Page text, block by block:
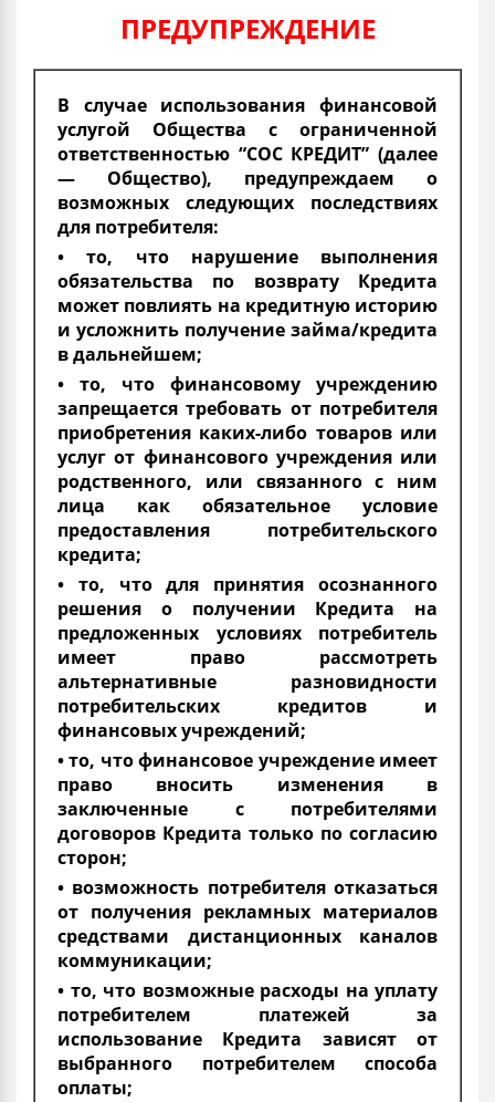
ПРЕДУПРЕЖДЕНИЕ
В случае использования финансовой
услугой Общества с ограниченной
ответственностью “СОС КРЕДИТ” (далее
— Общество), предупреждаем о
возможных следующих последствиях
для потребителя:
• то, что нарушение выполнения
обязательства по возврату Кредита
может повлиять на кредитную историю
и усложнить получение займа/кредита
в дальнейшем;
• то, что финансовому учреждению
запрещается требовать от потребителя
приобретения каких-либо товаров или
услуг от финансового учреждения или
родственного, или связанного с ним
лица как обязательное условие
предоставления потребительского
кредита;
• то, что для принятия осознанного
решения о получении Кредита на
предложенных условиях потребитель
имеет право рассмотреть
альтернативные разновидности
потребительских кредитов и
финансовых учреждений;
• то, что финансовое учреждение имеет
право вносить изменения в
заключенные с потребителями
договоров Кредита только по согласию
сторон;
• возможность потребителя отказаться
от получения рекламных материалов
средствами дистанционных каналов
коммуникации;
• то, что возможные расходы на уплату
потребителем платежей за
использование Кредита зависят от
выбранного потребителем способа
оплаты;